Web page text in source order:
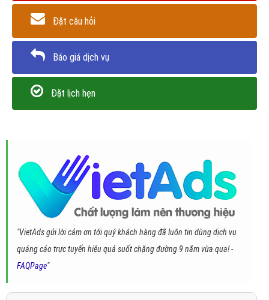
Đặt câu hỏi
Báo giá dịch vụ
Đặt lịch hẹn
"VietAds gửi lời cảm ơn tới quý khách hàng đã luôn tin dùng dịch vụ
quảng cáo trực tuyến hiệu quả suốt chặng đường 9 năm vừa qua! -
FAQPage"